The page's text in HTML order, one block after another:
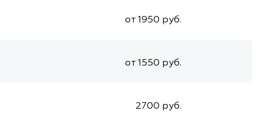
от 1950 руб.
от 1550 руб.
2700 руб.